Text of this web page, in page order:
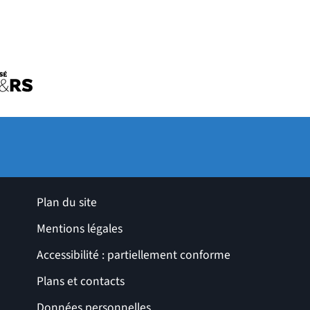
fenêtre)
de l'université
fenêtre)
utiles
Plan du site
Mentions légales
Accessibilité : partiellement conforme
Plans et contacts